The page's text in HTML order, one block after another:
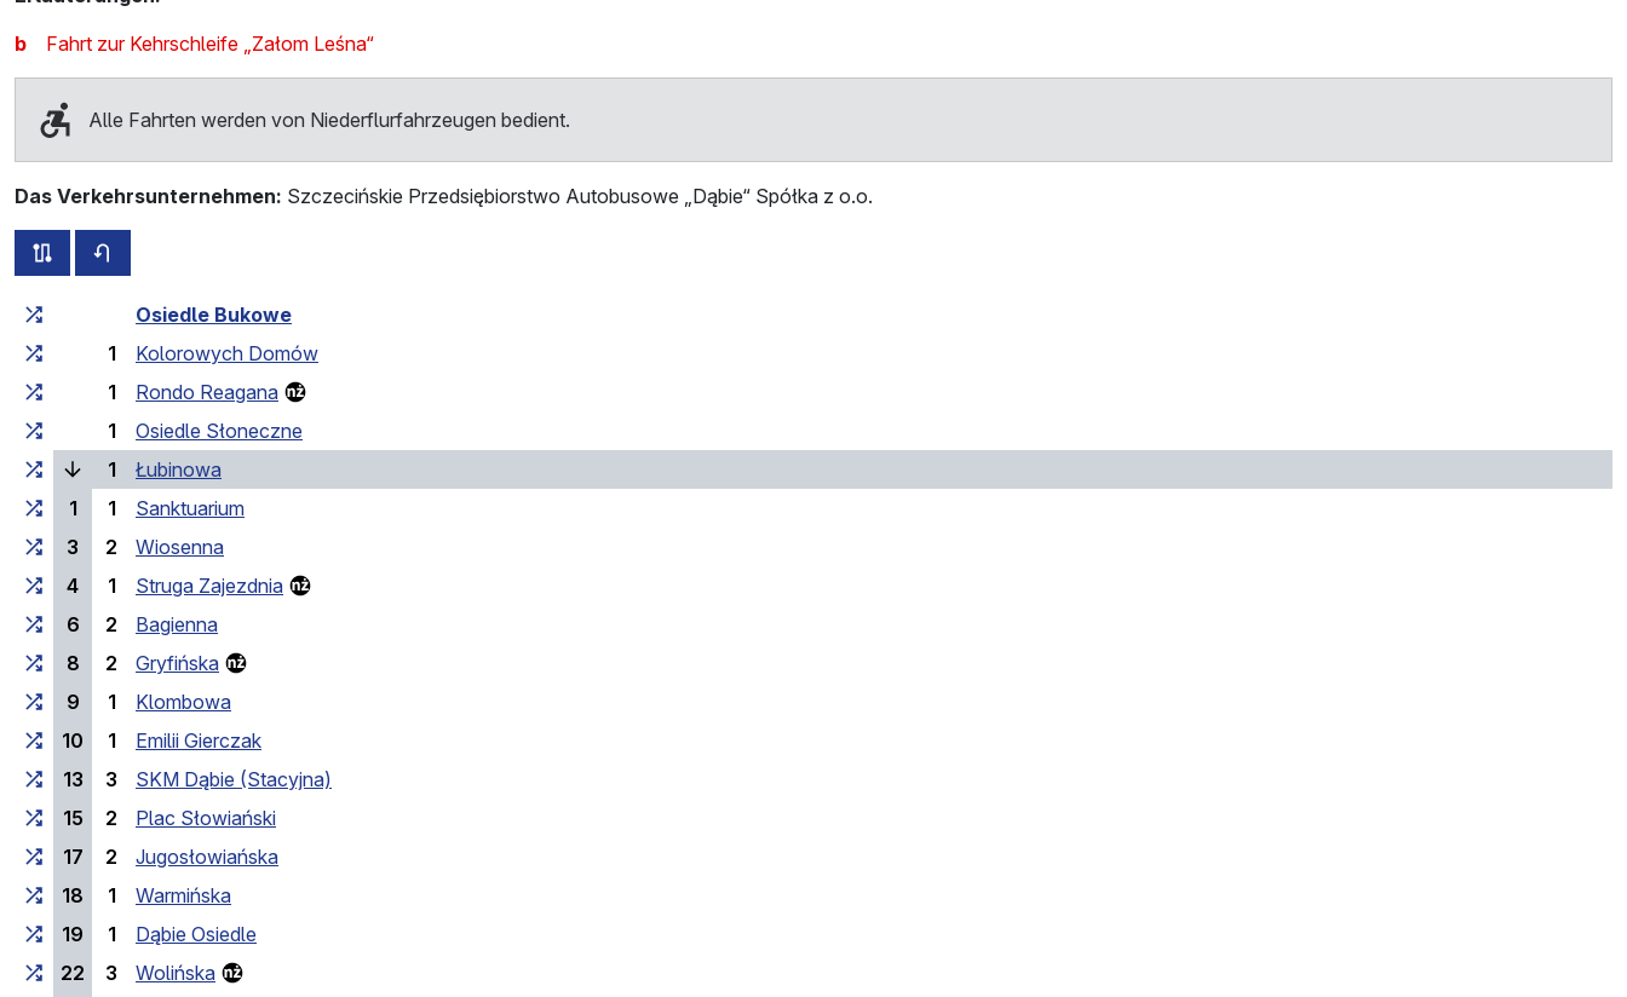
b
Fahrt zur Kehrschleife „Załom Leśna“
Alle Fahrten werden von Niederflurfahrzeugen bedient.
Das Verkehrsunternehmen: Szczecińskie Przedsiębiorstwo Autobusowe „Dąbie“ Spółka z o.o.
alle Strecken dieser Linie
Fahrtzeit zunehmend Fahrtzeit zwischen den Haltestellen
Osiedle Bukowe
1
Kolorowych Domów
1
Rondo Reagana
1
Osiedle Słoneczne
1
Łubinowa
1
1
Sanktuarium
3
2
Wiosenna
4
1
Struga Zajezdnia
6
2
Bagienna
8
2
Gryfińska
9
1
Klombowa
10
1
Emilii Gierczak
13
3
SKM Dąbie (Stacyjna)
15
2
Plac Słowiański
17
2
Jugosłowiańska
18
1
Warmińska
19
1
Dąbie Osiedle
22
3
Wolińska